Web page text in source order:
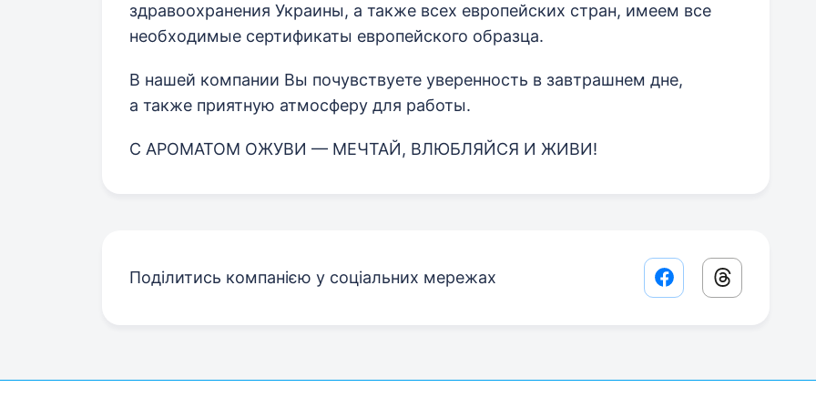
здравоохранения Украины, а также всех европейских стран, имеем все
необходимые сертификаты европейского образца.
В нашей компании Вы почувствуете уверенность в завтрашнем дне,
а также приятную атмосферу для работы.
С АРОМАТОМ ОЖУВИ — МЕЧТАЙ, ВЛЮБЛЯЙСЯ И ЖИВИ!
Поділитись компанією у соціальних мережах Facebook share link
Threads